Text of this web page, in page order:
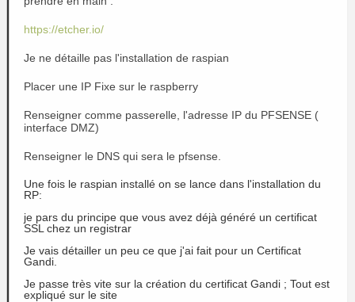
https://etcher.io/
Je ne détaille pas l'installation de raspian
Placer une IP Fixe sur le raspberry
Renseigner comme passerelle, l'adresse IP du PFSENSE (
interface DMZ)
Renseigner le DNS qui sera le pfsense.
Une fois le raspian installé on se lance dans l'installation du
RP:
je pars du principe que vous avez déjà généré un certificat
SSL chez un registrar
Je vais détailler un peu ce que j'ai fait pour un Certificat
Gandi
Je passe très vite sur la création du certificat Gandi ; Tout est
expliqué sur le site